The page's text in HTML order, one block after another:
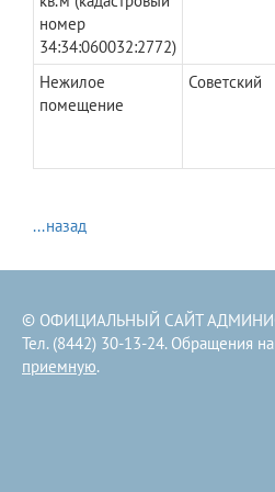
номер
34:34:060032:2772)
Нежилое
помещение
Советский
...назад
© ОФИЦИАЛЬНЫЙ САЙТ
Тел. (8442) 30-13-24. Обращения
приемную.